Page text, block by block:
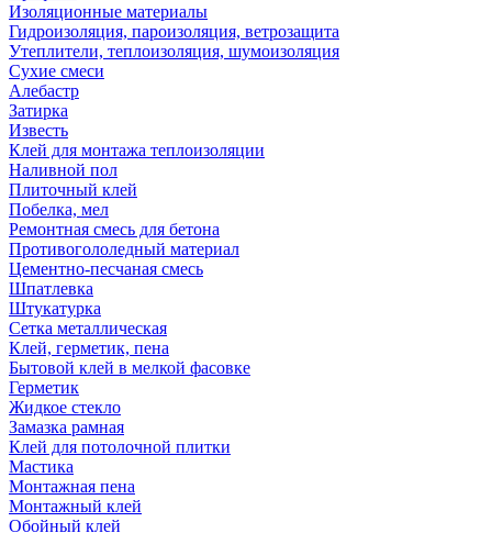
Изоляционные материалы
Гидроизоляция, пароизоляция, ветрозащита
Утеплители, теплоизоляция, шумоизоляция
Сухие смеси
Алебастр
Затирка
Известь
Клей для монтажа теплоизоляции
Наливной пол
Плиточный клей
Побелка, мел
Ремонтная смесь для бетона
Противогололедный материал
Цементно-песчаная смесь
Шпатлевка
Штукатурка
Сетка металлическая
Клей, герметик, пена
Бытовой клей в мелкой фасовке
Герметик
Жидкое стекло
Замазка рамная
Клей для потолочной плитки
Мастика
Монтажная пена
Монтажный клей
Обойный клей